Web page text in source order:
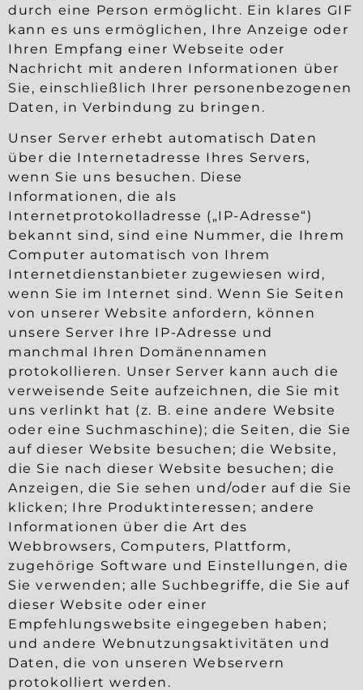
durch eine Person ermöglicht. Ein klares GIF
kann es uns ermöglichen, Ihre Anzeige oder
Ihren Empfang einer Webseite oder
Nachricht mit anderen Informationen über
Sie, einschließlich Ihrer personenbezogenen
Daten, in Verbindung zu bringen.
Unser Server erhebt automatisch Daten
über die Internetadresse Ihres Servers,
wenn Sie uns besuchen. Diese
Informationen, die als
Internetprotokolladresse („IP-Adresse“)
bekannt sind, sind eine Nummer, die Ihrem
Computer automatisch von Ihrem
Internetdienstanbieter zugewiesen wird,
wenn Sie im Internet sind. Wenn Sie Seiten
von unserer Website anfordern, können
unsere Server Ihre IP-Adresse und
manchmal Ihren Domänennamen
protokollieren. Unser Server kann auch die
verweisende Seite aufzeichnen, die Sie mit
uns verlinkt hat (z. B. eine andere Website
oder eine Suchmaschine); die Seiten, die Sie
auf dieser Website besuchen; die Website,
die Sie nach dieser Website besuchen; die
Anzeigen, die Sie sehen und/oder auf die Sie
klicken; Ihre Produktinteressen; andere
Informationen über die Art des
Webbrowsers, Computers, Plattform,
zugehörige Software und Einstellungen, die
Sie verwenden; alle Suchbegriffe, die Sie auf
dieser Website oder einer
Empfehlungswebsite eingegeben haben;
und andere Webnutzungsaktivitäten und
Daten, die von unseren Webservern
protokolliert werden.